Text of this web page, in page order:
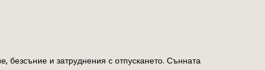
и затруднения с отпускането. Сънната